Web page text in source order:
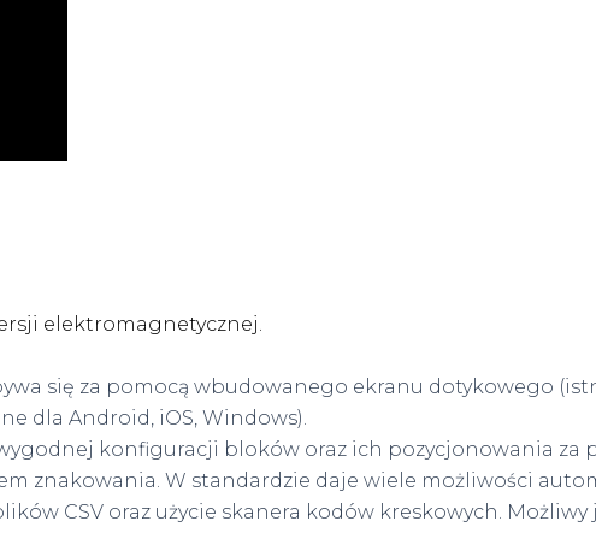
elektromagnetycznej.
się za pomocą wbudowanego ekranu dotykowego
dla Android, iOS, Windows).
konfiguracji bloków oraz ich pozycjonowania za
znakowania. W standardzie daje wiele możliwości
CSV oraz użycie skanera kodów kreskowych.